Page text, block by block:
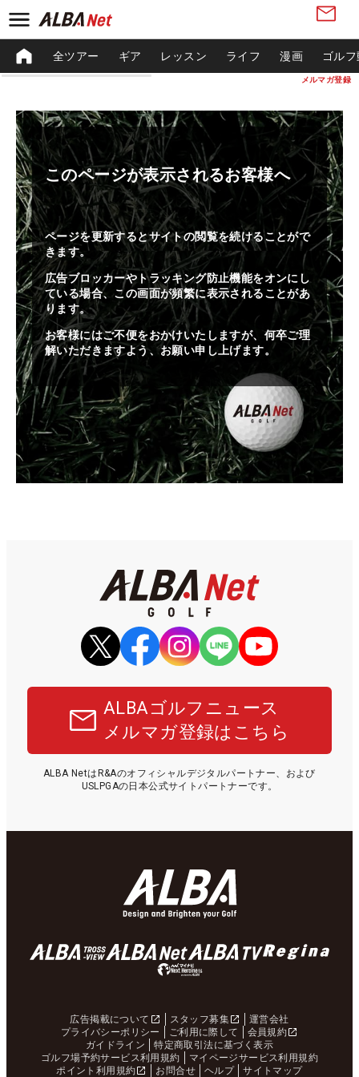
メルマガ登録
全ツアー ギア レッスン ライフ 漫画 ゴル
このページが表示されるお客様へ
ページを更新するとサイトの閲覧を続けることがで
きます。
広告ブロッカーやトラッキング防止機能をオンにし
ている場合、この画面が頻繁に表示されることがあ
ります。
お客様にはご不便をおかけいたしますが、何卒ご理
解いただきますよう、お願い申し上げます。
ALBAゴルフニュース
メルマガ登録はこちら
ALBA NetはR&Aのオフィシャルデジタルパートナー、および
USLPGAの日本公式サイトパートナーです。
広告掲載について スタッフ募集
運営会社
プライバシーポリシー
ご利用に際して
会員規約
ガイドライン
特定商取引法に基づく表示
ゴルフ場予約サービス利用規約
マイページサービス利用規約
ポイント利用規約
お問合せ ヘルプ サイトマップ